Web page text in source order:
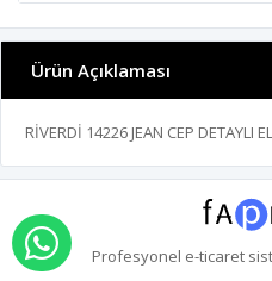
Ürün Açıklaması
RİVERDİ 14226 JEAN CEP DETAYLI
Profesyonel e-ticaret